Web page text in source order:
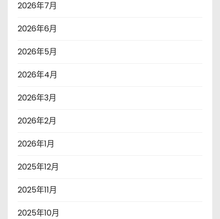
2026年7月
2026年6月
2026年5月
2026年4月
2026年3月
2026年2月
2026年1月
2025年12月
2025年11月
2025年10月